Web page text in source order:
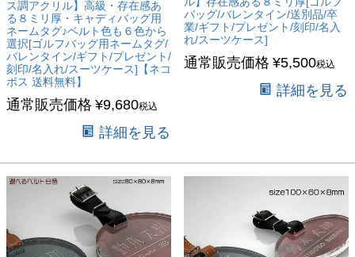
ス調アクリル】高級・存在感あ
る８ミリ厚・キャディバッグ用
ネームタグ♪ベルト色も６色から
選択[ゴルフバッグ用ネームタグ/
バレンタイン/ギフト/プレゼント/
刻印/名入れ/スーツケース]【ネコ
ポス 送料無料】
通常販売価格 ¥9,680税込
詳細を見る
バッグ/バレンタイン/送別品/卒
業/ギフト/プレゼント/刻印/名入
れ/スーツケース]
通常販売価格 ¥5,500税込
詳細を見る